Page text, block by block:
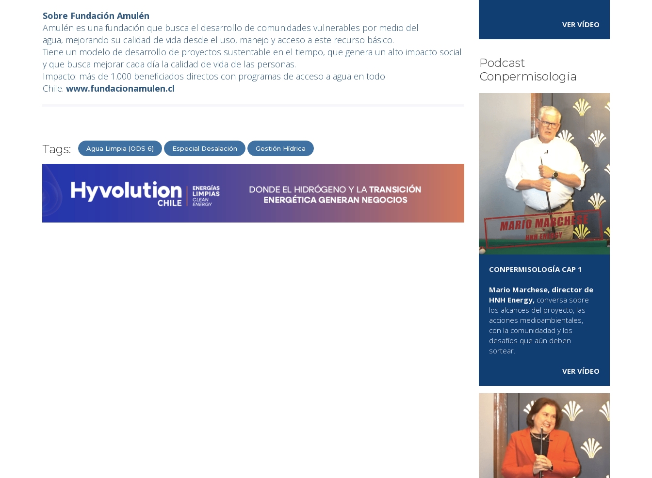
Sobre Fundación Amulén
Amulén es una fundación que busca el desarrollo de comunidades vulnerables por medio del
agua, mejorando su calidad de vida desde el uso, manejo y acceso a este recurso básico.
Tiene un modelo de desarrollo de proyectos sustentable en el tiempo, que genera un alto impacto social
y que busca mejorar cada día la calidad de vida de las personas.
Impacto: más de 1.000 beneficiados directos con programas de acceso a agua en todo
Chile. www.fundacionamulen.cl
Tags: Agua Limpia (ODS 6) Especial Desalación Gestión Hídrica
VER VÍDEO
Podcast
Conpermisología
CONPERMISOLOGÍA CAP 1
Mario Marchese, director de
HNH Energy, conversa sobre
los alcances del proyecto, las
acciones medioambientales,
con la comunidadad y los
desafíos que aún deben
sortear.
VER VÍDEO